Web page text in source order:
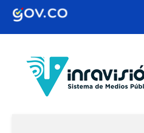
Pasar al contenido principal